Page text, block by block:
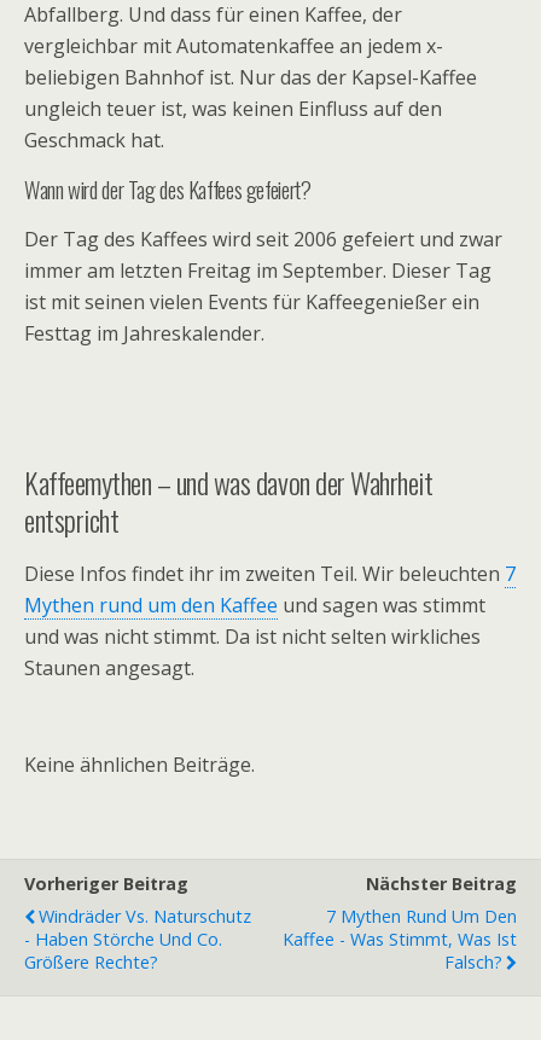
Abfallberg. Und dass für einen Kaffee, der
vergleichbar mit Automatenkaffee an jedem x-
beliebigen Bahnhof ist. Nur das der Kapsel-Kaffee
ungleich teuer ist, was keinen Einfluss auf den
Geschmack hat.
Wann wird der Tag des Kaffees gefeiert?
Der Tag des Kaffees wird seit 2006 gefeiert und zwar
immer am letzten Freitag im September. Dieser Tag
ist mit seinen vielen Events für Kaffeegenießer ein
Festtag im Jahreskalender.
Kaffeemythen – und was davon der Wahrheit
entspricht
Diese Infos findet ihr im zweiten Teil. Wir beleuchten 7
Mythen rund um den Kaffee und sagen was stimmt
und was nicht stimmt. Da ist nicht selten wirkliches
Staunen angesagt.
Keine ähnlichen Beiträge.
Vorheriger Beitrag
Windräder Vs. Naturschutz
- Haben Störche Und Co.
Größere Rechte?
Nächster Beitrag
7 Mythen Rund Um Den
Kaffee - Was Stimmt, Was Ist
Falsch?